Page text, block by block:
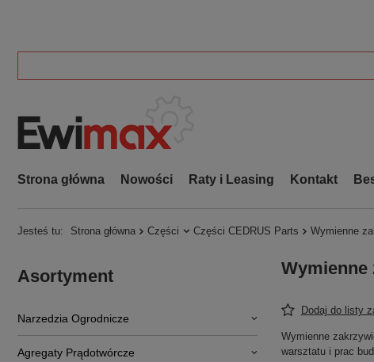
Strona główna Nowości Raty i Leasing Kontakt
Jesteś tu: Strona główna Części Części CEDRUS Parts Wymienne
Asortyment
Narzedzia Ogrodnicze
Agregaty Prądotwórcze
Wymienne
Dodaj do listy
Wymienne
warsztatu i prac